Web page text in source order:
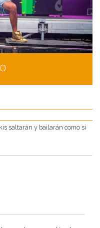
saltarán y bailarán como si